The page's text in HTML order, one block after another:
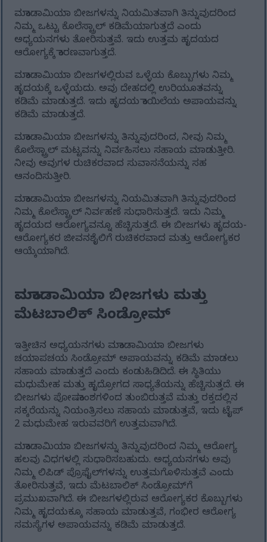
ಮಕಾಡಾಮಿಯಾ ಬೀಜಗಳನ್ನು ನಿಯಮಿತವಾಗಿ ತಿನ್ನುವುದರಿಂದ
ನಿಮ್ಮ ಒಟ್ಟು ಕೊಲೆಸ್ಟ್ರಾಲ್ ಕಡಿಮೆಯಾಗುತ್ತದೆ ಎಂದು
ಅಧ್ಯಯನಗಳು ತೋರಿಸುತ್ತವೆ. ಇದು ಉತ್ತಮ ಹೃದಯದ
ಆರೋಗ್ಯಕ್ಕೆ ಕಾರಣವಾಗುತ್ತದೆ.
ಮಕಾಡಾಮಿಯಾ ಬೀಜಗಳಲ್ಲಿರುವ ಒಳ್ಳೆಯ ಕೊಬ್ಬುಗಳು ನಿಮ್ಮ
ಹೃದಯಕ್ಕೆ ಒಳ್ಳೆಯದು. ಅವು ದೇಹದಲ್ಲಿ ಉರಿಯೂತವನ್ನು
ಕಡಿಮೆ ಮಾಡುತ್ತದೆ. ಇದು ಹೃದಯ ಕಾಯಿಲೆಯ ಅಪಾಯವನ್ನು
ಕಡಿಮೆ ಮಾಡುತ್ತದೆ.
ಮಕಾಡಾಮಿಯಾ ಬೀಜಗಳನ್ನು ತಿನ್ನುವುದರಿಂದ, ನೀವು ನಿಮ್ಮ
ಕೊಲೆಸ್ಟ್ರಾಲ್ ಮಟ್ಟವನ್ನು ನಿರ್ವಹಿಸಲು ಸಹಾಯ ಮಾಡುತ್ತೀರಿ.
ನೀವು ಅವುಗಳ ರುಚಿಕರವಾದ ಸುವಾಸನೆಯನ್ನು ಸಹ
ಆನಂದಿಸುತ್ತೀರಿ.
ಮಕಾಡಾಮಿಯಾ ಬೀಜಗಳನ್ನು ನಿಯಮಿತವಾಗಿ ತಿನ್ನುವುದರಿಂದ
ನಿಮ್ಮ ಕೊಲೆಸ್ಟ್ರಾಲ್ ನಿರ್ವಹಣೆ ಸುಧಾರಿಸುತ್ತದೆ. ಇದು ನಿಮ್ಮ
ಹೃದಯದ ಆರೋಗ್ಯವನ್ನೂ ಹೆಚ್ಚಿಸುತ್ತದೆ. ಈ ಬೀಜಗಳು ಹೃದಯ-
ಆರೋಗ್ಯಕರ ಜೀವನಶೈಲಿಗೆ ರುಚಿಕರವಾದ ಮತ್ತು ಆರೋಗ್ಯಕರ
ಆಯ್ಕೆಯಾಗಿದೆ.
ಮಕಾಡಾಮಿಯಾ ಬೀಜಗಳು ಮತ್ತು
ಮೆಟಬಾಲಿಕ್ ಸಿಂಡ್ರೋಮ್
ಇತ್ತೀಚಿನ ಅಧ್ಯಯನಗಳು ಮಕಾಡಾಮಿಯಾ ಬೀಜಗಳು
ಚಯಾಪಚಯ ಸಿಂಡ್ರೋಮ್ ಅಪಾಯವನ್ನು ಕಡಿಮೆ ಮಾಡಲು
ಸಹಾಯ ಮಾಡುತ್ತದೆ ಎಂದು ಕಂಡುಹಿಡಿದಿದೆ. ಈ ಸ್ಥಿತಿಯು
ಮಧುಮೇಹ ಮತ್ತು ಹೃದ್ರೋಗದ ಸಾಧ್ಯತೆಯನ್ನು ಹೆಚ್ಚಿಸುತ್ತದೆ. ಈ
ಬೀಜಗಳು ಪೋಷಕಾಂಶಗಳಿಂದ ತುಂಬಿರುತ್ತವೆ ಮತ್ತು ರಕ್ತದಲ್ಲಿನ
ಸಕ್ಕರೆಯನ್ನು ನಿಯಂತ್ರಿಸಲು ಸಹಾಯ ಮಾಡುತ್ತವೆ, ಇದು ಟೈಪ್
2 ಮಧುಮೇಹ ಇರುವವರಿಗೆ ಉತ್ತಮವಾಗಿದೆ.
ಮಕಾಡಾಮಿಯಾ ಬೀಜಗಳನ್ನು ತಿನ್ನುವುದರಿಂದ ನಿಮ್ಮ ಆರೋಗ್ಯ
ಹಲವು ವಿಧಗಳಲ್ಲಿ ಸುಧಾರಿಸಬಹುದು. ಅಧ್ಯಯನಗಳು ಅವು
ನಿಮ್ಮ ಲಿಪಿಡ್ ಪ್ರೊಫೈಲ್‌ಗಳನ್ನು ಉತ್ತಮಗೊಳಿಸುತ್ತವೆ ಎಂದು
ತೋರಿಸುತ್ತವೆ, ಇದು ಮೆಟಬಾಲಿಕ್ ಸಿಂಡ್ರೋಮ್‌ಗೆ
ಪ್ರಮುಖವಾಗಿದೆ. ಈ ಬೀಜಗಳಲ್ಲಿರುವ ಆರೋಗ್ಯಕರ ಕೊಬ್ಬುಗಳು
ನಿಮ್ಮ ಹೃದಯಕ್ಕೂ ಸಹಾಯ ಮಾಡುತ್ತವೆ, ಗಂಭೀರ ಆರೋಗ್ಯ
ಸಮಸ್ಯೆಗಳ ಅಪಾಯವನ್ನು ಕಡಿಮೆ ಮಾಡುತ್ತದೆ.